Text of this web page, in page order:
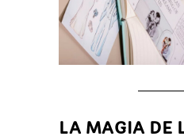
LA MAGIA DE